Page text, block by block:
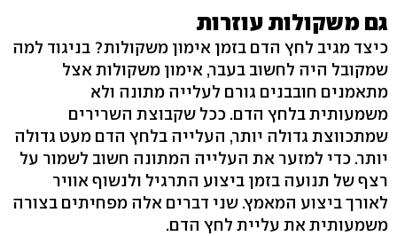
גם משקולות עוזרות
כיצד מגיב לחץ הדם בזמן אימון משקולות? בניגוד למה
שמקובל היה לחשוב בעבר, אימון משקולות אצל
מתאמנים חובבנים גורם לעלייה מתונה ולא
משמעותית בלחץ הדם. ככל שקבוצת השרירים
שמתכווצת גדולה יותר, העלייה בלחץ הדם מעט גדולה
יותר. כדי למזער את העלייה המתונה חשוב לשמור על
רצף של תנועה בזמן ביצוע התרגיל ולנשוף אוויר
לאורך ביצוע המאמץ. שני דברים אלה מפחיתים בצורה
משמעותית את עליית לחץ הדם.